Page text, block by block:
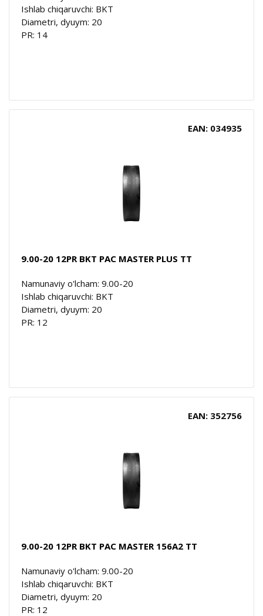
Ishlab chiqaruvchi: BKT
Diametri, dyuym: 20
PR: 14
EAN: 034935
9.00-20 12PR BKT PAC MASTER PLUS TT
Namunaviy o'lcham: 9.00-20
Ishlab chiqaruvchi: BKT
Diametri, dyuym: 20
PR: 12
EAN: 352756
9.00-20 12PR BKT PAC MASTER 156A2 TT
Namunaviy o'lcham: 9.00-20
Ishlab chiqaruvchi: BKT
Diametri, dyuym: 20
PR: 12